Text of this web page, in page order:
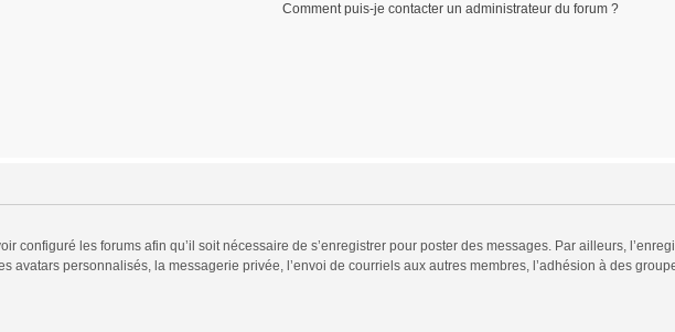
Comment puis-je contacter un administrateur du forum ?
configuré les forums afin qu’il soit nécessaire de s’enregistrer pour poster des messages. Par ailleurs,
personnalisés, la messagerie privée, l’envoi de courriels aux autres membres, l’adhésion à des